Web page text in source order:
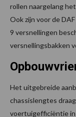
rollen naargelang
Ook zijn voor de
9 versnellingen
versnellingsbakken
Het uitgebreide
chassislengtes
voertuigefficiëntie in